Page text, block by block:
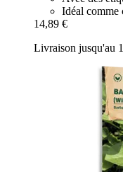
Idéal comme
14,89 €
Livraison jusqu'au